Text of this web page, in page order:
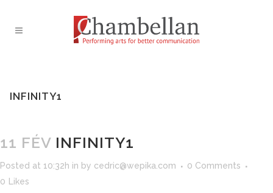
INFINITY1
11 FÉV INFINITY1
Posted at 10:32h in by cedric@wepika.com
0 Comments
0
Likes